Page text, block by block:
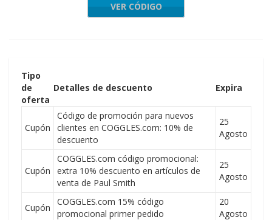
LCOME10
VER CÓDIGO
Tipo
de
oferta
Detalles de descuento Expira
Cupón
Código de promoción para nuevos
clientes en COGGLES.com: 10% de
descuento
25
Agosto
Cupón
COGGLES.com código promocional:
extra 10% descuento en artículos de
venta de Paul Smith
25
Agosto
Cupón
COGGLES.com 15% código
promocional primer pedido
20
Agosto